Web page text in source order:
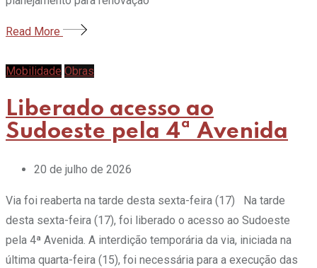
Read More
Mobilidade Obras
Liberado acesso ao
Sudoeste pela 4ª Avenida
20 de julho de 2026
Via foi reaberta na tarde desta sexta-feira (17) Na tarde
desta sexta-feira (17), foi liberado o acesso ao Sudoeste
pela 4ª Avenida. A interdição temporária da via, iniciada na
última quarta-feira (15), foi necessária para a execução das